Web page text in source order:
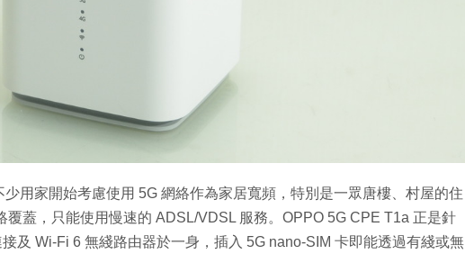
用家開始考慮使用 5G 網絡作為家居寬頻，特別是一眾唐樓、村屋的住
覆蓋，只能使用慢速的 ADSL/VDSL 服務。OPPO 5G CPE T1a 正是針
及 Wi-Fi 6 無綫路由器於一身，插入 5G nano-SIM 卡即能透過有綫或無